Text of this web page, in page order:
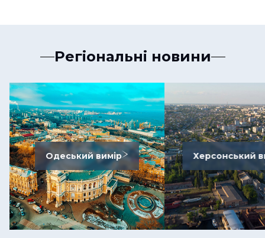
Регіональні новини
Одеський вимір Херсонський